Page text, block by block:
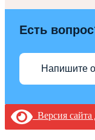
Есть
Напишите
Версия